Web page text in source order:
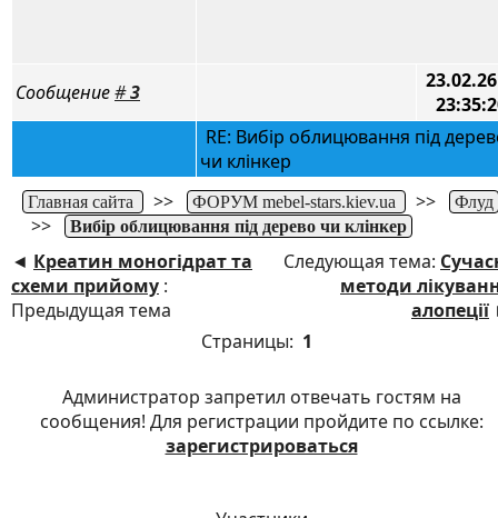
Сообщение#3
RE: Вибір облицювання під
чи клінкер
Главная сайта >> ФОРУМ mebel-stars.kiev.ua >> Флуд
>> Вибір облицювання під дерево чи клінкер
◄ Креатин моногідрат та
схеми прийому :
Предыдущая тема
Следующая тема:
методи
алопеції
Страницы: 1
Администратор запретил отвечать гостям на
сообщения! Для регистрации пройдите по ссылке:
зарегистрироваться